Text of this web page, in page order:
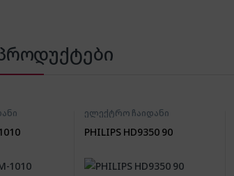
ელექტრო ჩაიდანი
PHILIPS HD9350 90